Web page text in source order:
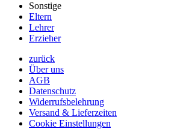
Sonstige
Eltern
Lehrer
Erzieher
zurück
Über uns
AGB
Datenschutz
Widerrufsbelehrung
Versand & Lieferzeiten
Cookie Einstellungen